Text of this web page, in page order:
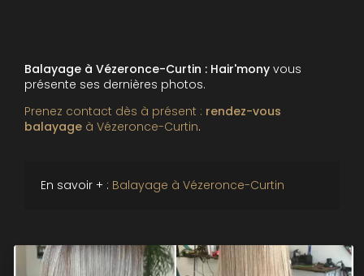
Balayage à Vézeronce-Curtin : Hair'mony vous
présente ses dernières photos.
Prenez contact dès à présent : rendez-vous
balayage à Vézeronce-Curtin.
En savoir + : Balayage à Vézeronce-Curtin